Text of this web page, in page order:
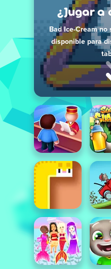
¿Jugar a
Bad Ice-Cream
disponible para